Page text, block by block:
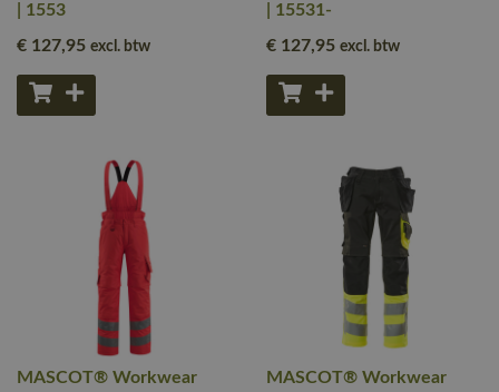
| 1553
€ 127,95 excl. btw
| 15531-
€ 127,95 excl. btw
MASCOT® Workwear
MASCOT® Workwear